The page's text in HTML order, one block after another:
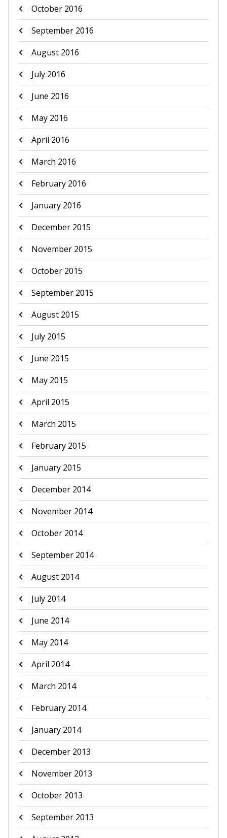
October 2016
September 2016
August 2016
July 2016
June 2016
May 2016
April 2016
March 2016
February 2016
January 2016
December 2015
November 2015
October 2015
September 2015
August 2015
July 2015
June 2015
May 2015
April 2015
March 2015
February 2015
January 2015
December 2014
November 2014
October 2014
September 2014
August 2014
July 2014
June 2014
May 2014
April 2014
March 2014
February 2014
January 2014
December 2013
November 2013
October 2013
September 2013